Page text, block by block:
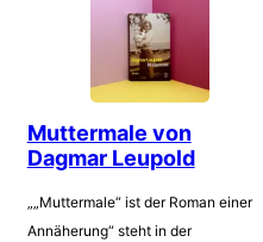
Muttermale von
Dagmar Leupold
„„Muttermale“ ist der Roman einer
Annäherung“ steht in der